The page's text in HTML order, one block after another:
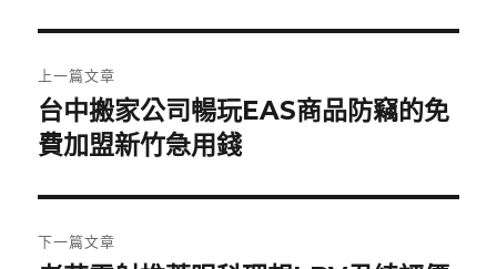
章
導
覽
上一篇文章
上
一
文
章:
台中搬家公司暢玩EAS商品防竊的免
費加盟新竹急用錢
下一篇文章